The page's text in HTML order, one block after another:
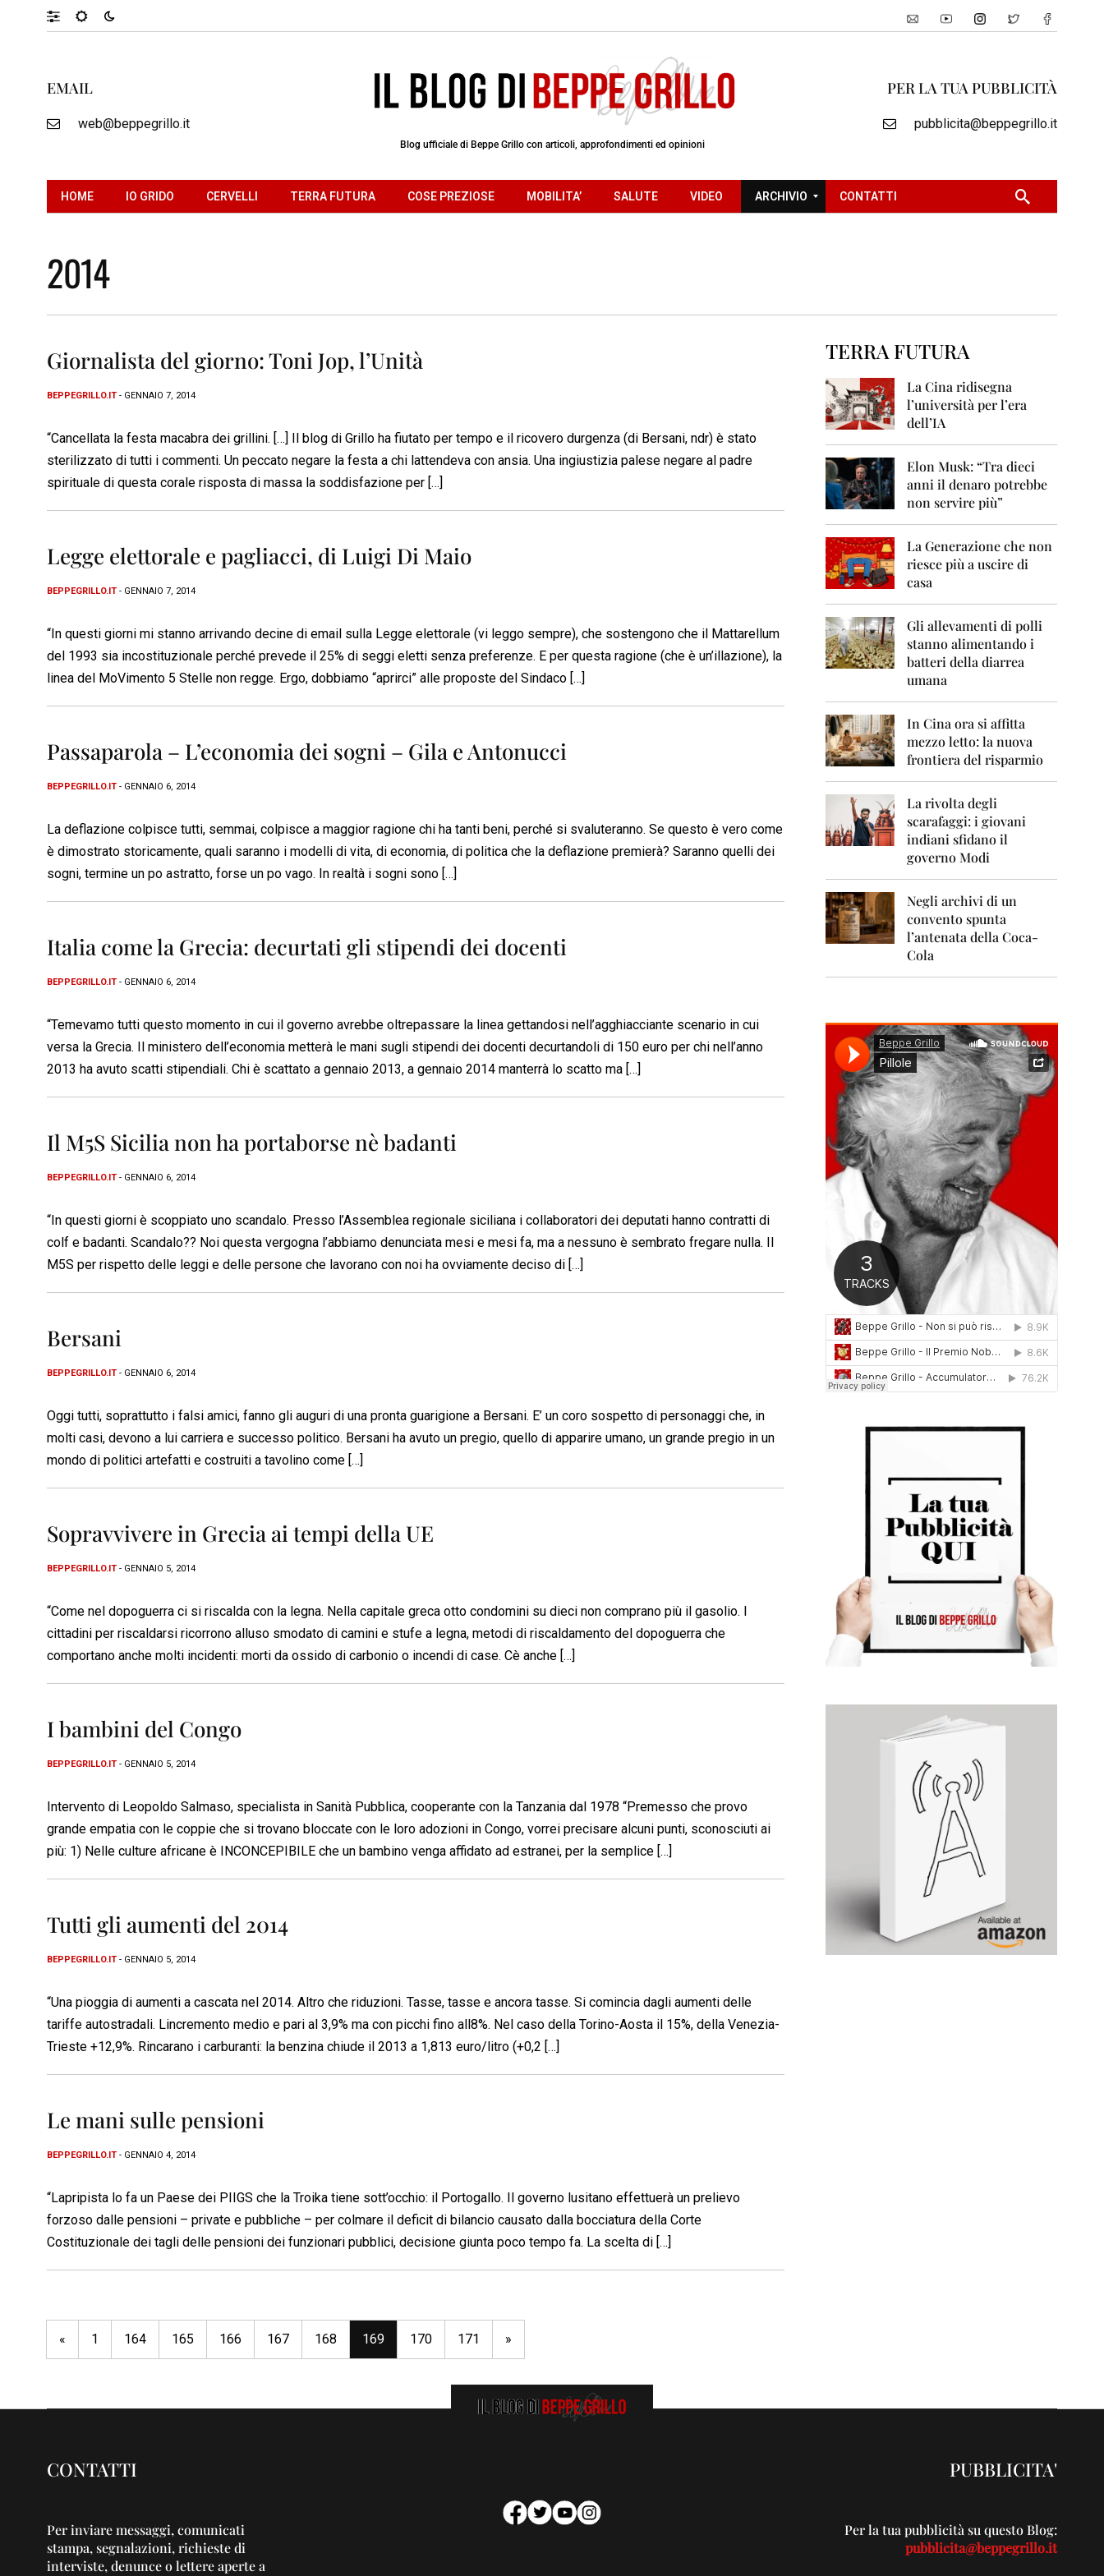
EMAIL
web@beppegrillo.it
Blog ufficiale di Beppe Grillo con articoli, approfondimenti ed opinioni
PER LA TUA PUBBLICITÀ
pubblicita@beppegrillo.it
HOME IO GRIDO CERVELLI TERRA FUTURA COSE PREZIOSE MOBILITA’ SALUTE VIDEO ARCHIVIO
0
7
0
1
1
2
0
CONTATTI
2014
Giornalista del giorno: Toni Jop, l’Unità
BEPPEGRILLO.IT - GENNAIO 7, 2014
“Cancellata la festa macabra dei grillini. […] Il blog di Grillo ha fiutato per tempo e il ricovero durgenza (di Bersani, ndr) è stato
sterilizzato di tutti i commenti. Un peccato negare la festa a chi lattendeva con ansia. Una ingiustizia palese negare al padre
spirituale di questa corale risposta di massa la soddisfazione per […]
Legge elettorale e pagliacci, di Luigi Di Maio
BEPPEGRILLO.IT - GENNAIO 7, 2014
“In questi giorni mi stanno arrivando decine di email sulla Legge elettorale (vi leggo sempre), che sostengono che il Mattarellum
del 1993 sia incostituzionale perché prevede il 25% di seggi eletti senza preferenze. E per questa ragione (che è un’illazione), la
linea del MoVimento 5 Stelle non regge. Ergo, dobbiamo “aprirci” alle proposte del Sindaco […]
Passaparola – L’economia dei sogni – Gila e Antonucci
BEPPEGRILLO.IT - GENNAIO 6, 2014
La deflazione colpisce tutti, semmai, colpisce a maggior ragione chi ha tanti beni, perché si svaluteranno. Se questo è vero come
è dimostrato storicamente, quali saranno i modelli di vita, di economia, di politica che la deflazione premierà? Saranno quelli dei
sogni, termine un po astratto, forse un po vago. In realtà i sogni sono […]
Italia come la Grecia: decurtati gli stipendi dei docenti
BEPPEGRILLO.IT - GENNAIO 6, 2014
“Temevamo tutti questo momento in cui il governo avrebbe oltrepassare la linea gettandosi nell’agghiacciante scenario in cui
versa la Grecia. Il ministero dell’economia metterà le mani sugli stipendi dei docenti decurtandoli di 150 euro per chi nell’anno
2013 ha avuto scatti stipendiali. Chi è scattato a gennaio 2013, a gennaio 2014 manterrà lo scatto ma […]
Il M5S Sicilia non ha portaborse nè badanti
BEPPEGRILLO.IT - GENNAIO 6, 2014
“In questi giorni è scoppiato uno scandalo. Presso l’Assemblea regionale siciliana i collaboratori dei deputati hanno contratti di
colf e badanti. Scandalo?? Noi questa vergogna l’abbiamo denunciata mesi e mesi fa, ma a nessuno è sembrato fregare nulla. Il
M5S per rispetto delle leggi e delle persone che lavorano con noi ha ovviamente deciso di […]
Bersani
BEPPEGRILLO.IT - GENNAIO 6, 2014
Oggi tutti, soprattutto i falsi amici, fanno gli auguri di una pronta guarigione a Bersani. E’ un coro sospetto di personaggi che, in
molti casi, devono a lui carriera e successo politico. Bersani ha avuto un pregio, quello di apparire umano, un grande pregio in un
mondo di politici artefatti e costruiti a tavolino come […]
Sopravvivere in Grecia ai tempi della UE
BEPPEGRILLO.IT - GENNAIO 5, 2014
“Come nel dopoguerra ci si riscalda con la legna. Nella capitale greca otto condomini su dieci non comprano più il gasolio. I
cittadini per riscaldarsi ricorrono alluso smodato di camini e stufe a legna, metodi di riscaldamento del dopoguerra che
comportano anche molti incidenti: morti da ossido di carbonio o incendi di case. Cè anche […]
I bambini del Congo
BEPPEGRILLO.IT - GENNAIO 5, 2014
Intervento di Leopoldo Salmaso, specialista in Sanità Pubblica, cooperante con la Tanzania dal 1978 “Premesso che provo
grande empatia con le coppie che si trovano bloccate con le loro adozioni in Congo, vorrei precisare alcuni punti, sconosciuti ai
più: 1) Nelle culture africane è INCONCEPIBILE che un bambino venga affidato ad estranei, per la semplice […]
Tutti gli aumenti del 2014
BEPPEGRILLO.IT - GENNAIO 5, 2014
“Una pioggia di aumenti a cascata nel 2014. Altro che riduzioni. Tasse, tasse e ancora tasse. Si comincia dagli aumenti delle
tariffe autostradali. Lincremento medio e pari al 3,9% ma con picchi fino all8%. Nel caso della Torino-Aosta il 15%, della Venezia-
Trieste +12,9%. Rincarano i carburanti: la benzina chiude il 2013 a 1,813 euro/litro (+0,2 […]
Le mani sulle pensioni
BEPPEGRILLO.IT - GENNAIO 4, 2014
“Lapripista lo fa un Paese dei PIIGS che la Troika tiene sott’occhio: il Portogallo. Il governo lusitano effettuerà un prelievo
forzoso dalle pensioni – private e pubbliche – per colmare il deficit di bilancio causato dalla bocciatura della Corte
Costituzionale dei tagli delle pensioni dei funzionari pubblici, decisione giunta poco tempo fa. La scelta di […]
« 1 164 165 166 167 168 169 170 171 »
TERRA FUTURA
La Cina ridisegna
l’università per l’era
dell’IA
Elon Musk: “Tra dieci
anni il denaro potrebbe
non servire più”
La Generazione che non
riesce più a uscire di
casa
Gli allevamenti di polli
stanno alimentando i
batteri della diarrea
umana
In Cina ora si affitta
mezzo letto: la nuova
frontiera del risparmio
La rivolta degli
scarafaggi: i giovani
indiani sfidano il
governo Modi
Negli archivi di un
convento spunta
l’antenata della Coca-
Cola
CONTATTI
Per inviare messaggi, comunicati
stampa, segnalazioni, richieste di
interviste, denunce o lettere aperte a
PUBBLICITA'
Per la tua pubblicità su questo Blog:
pubblicita@beppegrillo.it